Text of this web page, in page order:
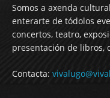
Somos a axenda
enterarte de tódolos
concertos, teatro,
presentación de libros,
Contacta: